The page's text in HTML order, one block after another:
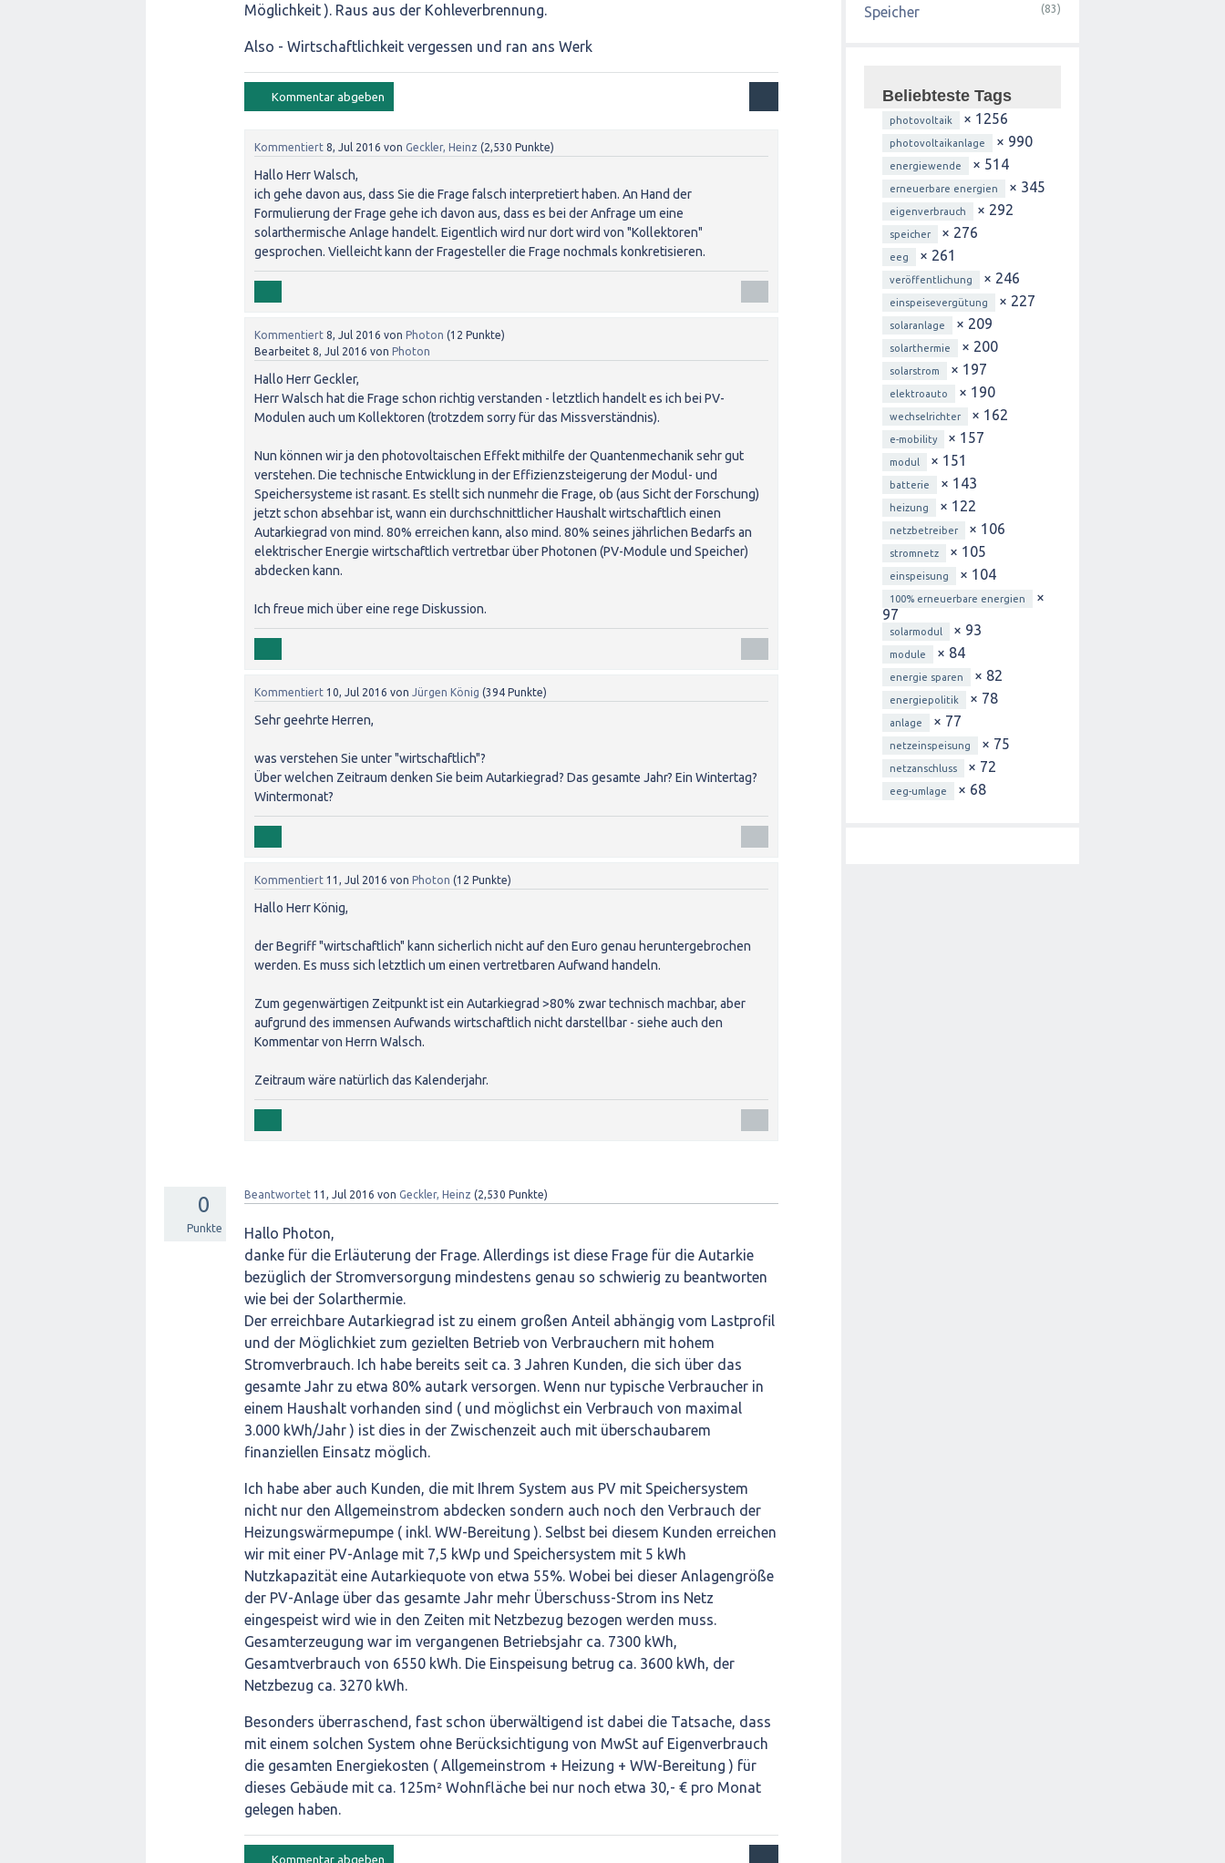
Möglichkeit ). Raus aus der Kohleverbrennung.
Also - Wirtschaftlichkeit vergessen und ran ans Werk
Kommentiert 8, Jul 2016 von Geckler, Heinz (2,530 Punkte)
Hallo Herr Walsch,
ich gehe davon aus, dass Sie die Frage falsch interpretiert haben. An Hand der
Formulierung der Frage gehe ich davon aus, dass es bei der Anfrage um eine
solarthermische Anlage handelt. Eigentlich wird nur dort wird von "Kollektoren"
gesprochen. Vielleicht kann der Fragesteller die Frage nochmals konkretisieren.
Kommentiert 8, Jul 2016 von Photon (12 Punkte)
Bearbeitet 8, Jul 2016 von Photon
Hallo Herr Geckler,
Herr Walsch hat die Frage schon richtig verstanden - letztlich handelt es ich bei PV-
Modulen auch um Kollektoren (trotzdem sorry für das Missverständnis).
Nun können wir ja den photovoltaischen Effekt mithilfe der Quantenmechanik sehr gut
verstehen. Die technische Entwicklung in der Effizienzsteigerung der Modul- und
Speichersysteme ist rasant. Es stellt sich nunmehr die Frage, ob (aus Sicht der Forschung)
jetzt schon absehbar ist, wann ein durchschnittlicher Haushalt wirtschaftlich einen
Autarkiegrad von mind. 80% erreichen kann, also mind. 80% seines jährlichen Bedarfs an
elektrischer Energie wirtschaftlich vertretbar über Photonen (PV-Module und Speicher)
abdecken kann.
Ich freue mich über eine rege Diskussion.
Kommentiert 10, Jul 2016 von Jürgen König (394 Punkte)
Sehr geehrte Herren,
was verstehen Sie unter "wirtschaftlich"?
Über welchen Zeitraum denken Sie beim Autarkiegrad? Das gesamte Jahr? Ein Wintertag?
Wintermonat?
Kommentiert 11, Jul 2016 von Photon (12 Punkte)
Hallo Herr König,
der Begriff "wirtschaftlich" kann sicherlich nicht auf den Euro genau heruntergebrochen
werden. Es muss sich letztlich um einen vertretbaren Aufwand handeln.
Zum gegenwärtigen Zeitpunkt ist ein Autarkiegrad >80% zwar technisch machbar, aber
aufgrund des immensen Aufwands wirtschaftlich nicht darstellbar - siehe auch den
Kommentar von Herrn Walsch.
Zeitraum wäre natürlich das Kalenderjahr.
0
Punkte
Beantwortet 11, Jul 2016 von Geckler, Heinz (2,530 Punkte)
Hallo Photon,
danke für die Erläuterung der Frage. Allerdings ist diese Frage für die Autarkie
bezüglich der Stromversorgung mindestens genau so schwierig zu beantworten
wie bei der Solarthermie.
Der erreichbare Autarkiegrad ist zu einem großen Anteil abhängig vom Lastprofil
und der Möglichkiet zum gezielten Betrieb von Verbrauchern mit hohem
Stromverbrauch. Ich habe bereits seit ca. 3 Jahren Kunden, die sich über das
gesamte Jahr zu etwa 80% autark versorgen. Wenn nur typische Verbraucher in
einem Haushalt vorhanden sind ( und möglichst ein Verbrauch von maximal
3.000 kWh/Jahr ) ist dies in der Zwischenzeit auch mit überschaubarem
finanziellen Einsatz möglich.
Ich habe aber auch Kunden, die mit Ihrem System aus PV mit Speichersystem
nicht nur den Allgemeinstrom abdecken sondern auch noch den Verbrauch der
Heizungswärmepumpe ( inkl. WW-Bereitung ). Selbst bei diesem Kunden erreichen
wir mit einer PV-Anlage mit 7,5 kWp und Speichersystem mit 5 kWh
Nutzkapazität eine Autarkiequote von etwa 55%. Wobei bei dieser Anlagengröße
der PV-Anlage über das gesamte Jahr mehr Überschuss-Strom ins Netz
eingespeist wird wie in den Zeiten mit Netzbezug bezogen werden muss.
Gesamterzeugung war im vergangenen Betriebsjahr ca. 7300 kWh,
Gesamtverbrauch von 6550 kWh. Die Einspeisung betrug ca. 3600 kWh, der
Netzbezug ca. 3270 kWh.
Besonders überraschend, fast schon überwältigend ist dabei die Tatsache, dass
mit einem solchen System ohne Berücksichtigung von MwSt auf Eigenverbrauch
die gesamten Energiekosten ( Allgemeinstrom + Heizung + WW-Bereitung ) für
dieses Gebäude mit ca. 125m² Wohnfläche bei nur noch etwa 30,- € pro Monat
gelegen haben.
Speicher (83)
Beliebteste Tags
photovoltaik × 1256
photovoltaikanlage × 990
energiewende × 514
erneuerbare energien × 345
eigenverbrauch × 292
speicher × 276
eeg × 261
veröffentlichung × 246
einspeisevergütung × 227
solaranlage × 209
solarthermie × 200
solarstrom × 197
elektroauto × 190
wechselrichter × 162
e-mobility × 157
modul × 151
batterie × 143
heizung × 122
netzbetreiber × 106
stromnetz × 105
einspeisung × 104
100% erneuerbare energien
×
97
solarmodul × 93
module × 84
energie sparen × 82
energiepolitik × 78
anlage × 77
netzeinspeisung × 75
netzanschluss × 72
eeg-umlage × 68